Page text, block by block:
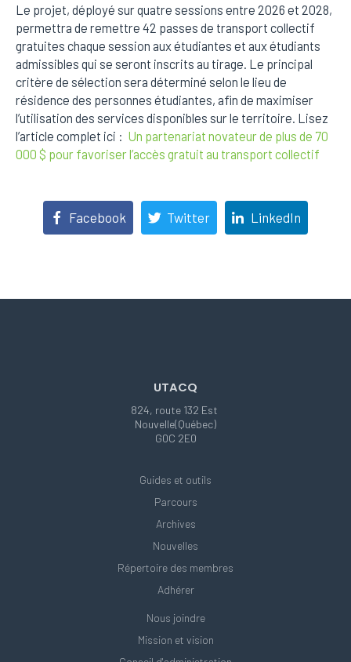
Le projet, déployé sur quatre sessions entre 2026 et 2028,
permettra de remettre 42 passes de transport collectif
gratuites chaque session aux étudiantes et aux étudiants
admissibles qui se seront inscrits au tirage. Le principal
critère de sélection sera déterminé selon le lieu de
résidence des personnes étudiantes, afin de maximiser
l’utilisation des services disponibles sur le territoire. Lisez
l’article complet ici : Un partenariat novateur de plus de 70
000 $ pour favoriser l’accès gratuit au transport collectif
Facebook Twitter LinkedIn
UTACQ
824, route 132 Est
Nouvelle(Québec)
G0C 2E0
Guides et outils
Parcours
Archives
Nouvelles
Répertoire des membres
Adhérer
Nous joindre
Mission et vision